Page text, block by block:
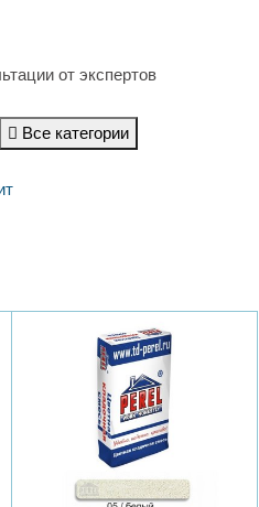
от экспертов
Все категории